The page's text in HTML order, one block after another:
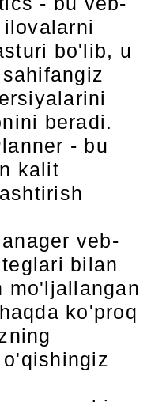
bo'lib, u
beradi.
- bu
kalit
veb-
bilan
mo'ljallangan
ko'proq